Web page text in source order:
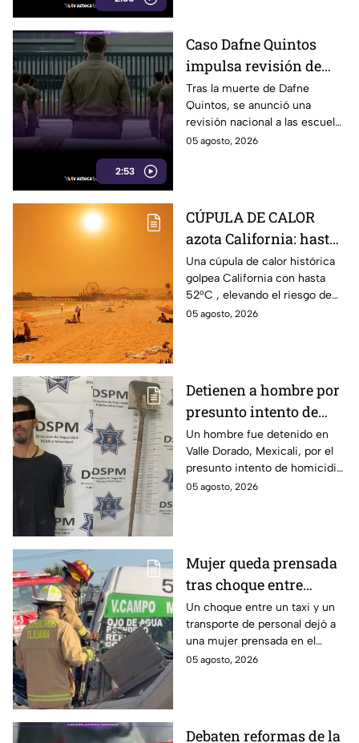
2:53
Caso Dafne Quintos
impulsa revisión de
escuelas militarizadas;
padres en Tijuana
exigen supervisión
Tras la muerte de Dafne
Quintos, se anunció una
revisión nacional a las escuelas
militarizadas; en Tijuana
05 agosto, 2026
CÚPULA DE CALOR
azota California: hasta
52°C en estas zonas ⚠️
Una cúpula de calor histórica
golpea California con hasta
52°C , elevando el riesgo de
incendios, así que tomas
05 agosto, 2026
Detienen a hombre por
presunto intento de
homicidio con una pala
en Mexicali; habría
atacado a otro mientras
dormía
Un hombre fue detenido en
Valle Dorado, Mexicali, por el
presunto intento de homicidio
de otro con una pala. La
05 agosto, 2026
Mujer queda prensada
tras choque entre
transporte público y de
personal en Tijuana
Un choque entre un taxi y un
transporte de personal dejó a
una mujer prensada en el
bulevar Insurgentes, a la altura
05 agosto, 2026
Debaten reformas de la